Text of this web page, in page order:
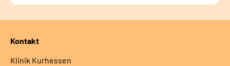
Kontakt
Klinik Kurhessen